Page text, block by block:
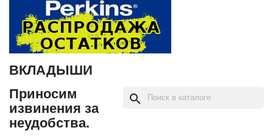
ВКЛАДЫШИ
Приносим
извинения за
неудобства.
search